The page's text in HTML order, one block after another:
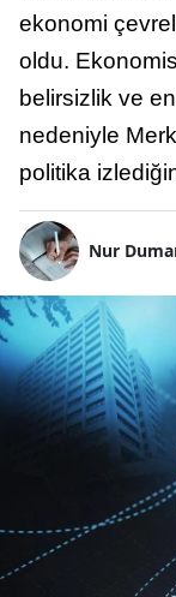
ekonomi
oldu.
belirsizlik ve
nedeniyle
politika
Nur